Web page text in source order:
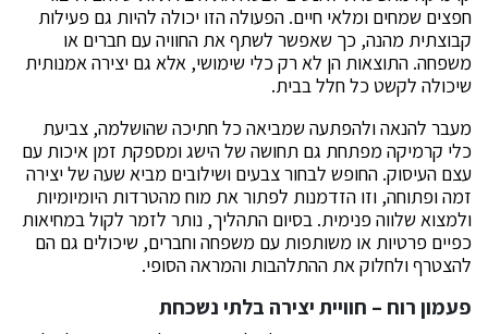
חפצים שמחים ומלאי חיים. הפעולה הזו יכולה להיות גם פעילות
קבוצתית מהנה, כך שאפשר לשתף את החוויה עם חברים או
משפחה. התוצאות הן לא רק כלי שימושי, אלא גם יצירה אמנותית
שיכולה לקשט כל חלל בבית.
מעבר להנאה ולהפתעה שמביאה כל חתיכה שהושלמה, צביעת
כלי קרמיקה מפתחת גם תחושה של הישג ומספקת זמן איכות עם
עצם העיסוק. החופש לבחור צבעים ושילובים מביא שעה של יצירה
זמה ופתוחה, וזו הזדמנות לפתור את מוח מהטרדות היומיומיות
ולמצוא שלווה פנימית. בסיום התהליך, נותר לזמר לקול במחיאות
כפיים פרטיות או משותפות עם משפחה וחברים, שיכולים גם הם
להצטרף ולחלוק את ההתלהבות והמראה הסופי.
פעמון רוח – חוויית יצירה בלתי נשכחת